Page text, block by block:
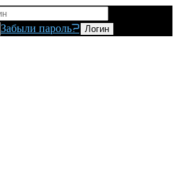
Забыли пароль?